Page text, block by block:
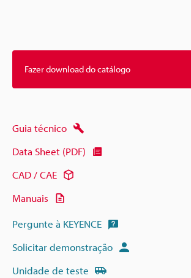
Fazer download do catálogo
Guia técnico
Data Sheet (PDF)
CAD / CAE
Manuais
Pergunte à KEYENCE
Solicitar demonstração
Unidade de teste